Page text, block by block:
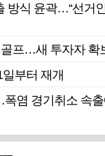
방식 윤곽…“선거
프…새 투자자 확
부터 재개
염 경기취소 속